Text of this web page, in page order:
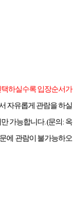
하실수록 입장순서가
자유롭게 관람을 하실
가능합니다. (문의: 옥
에 관람이 불가능하오